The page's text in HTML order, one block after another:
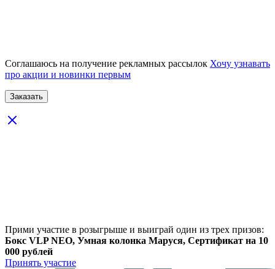
Соглашаюсь на получение рекламных рассылок Хочу узнавать
про акции и новинки первым
Прими участие в розыгрыше и выиграй один из трех призов:
Бокс VLP NEO, Умная колонка Маруся, Сертификат на 10
000 рублей
Принять участие